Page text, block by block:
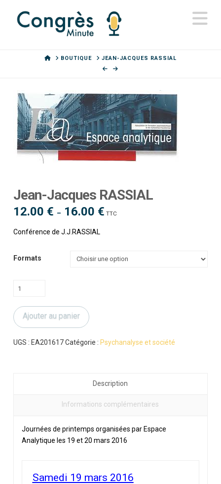
HOMEBOUTIQUE JEAN-JACQUES RASSIAL
Jean-Jacques RASSIAL
12.00 € – 16.00 €Plage
de
TTC
Conférence de J.J.RASSIAL
Formats
quantité
Jean-
Jacques
RASSIAL
Ajouter au panier
UGS : EA201617Catégorie : Psychanalyse et société
Description
Informations complémentaires
Journées de printemps organisées par Espace
Analytique les 19 et 20 mars 2016
Samedi 19 mars 2016